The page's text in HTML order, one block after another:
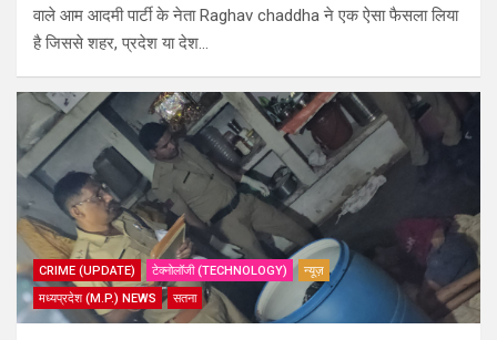
वाले आम आदमी पार्टी के नेता Raghav chaddha ने एक ऐसा फैसला लिया
है जिससे शहर, प्रदेश या देश…
CRIME (UPDATE) टेक्नोलॉजी (TECHNOLOGY)
न्यूज़
मध्यप्रदेश (M.P.) NEWS
सतना